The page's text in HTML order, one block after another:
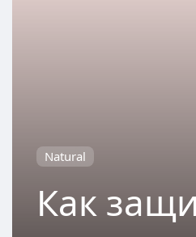
Natural
Как